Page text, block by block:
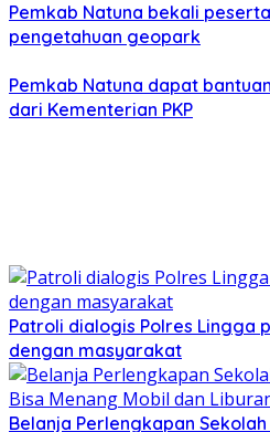
Pemkab Natuna bekali
pengetahuan geopark
Pemkab Natuna dapat
dari Kementerian PKP
Patroli dialogis Polres Lingga
dengan masyarakat
Belanja Perlengkapan